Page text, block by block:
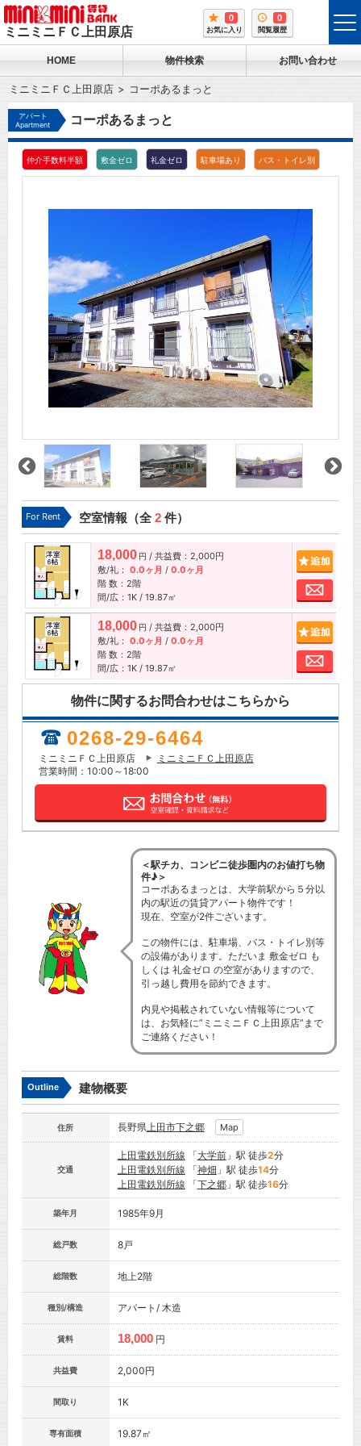
ミニミニＦＣ上田原店
0
お気に入り
0
閲覧履歴
HOME 物件検索 お問い合わせ
ミニミニＦＣ上田原店 コーポあるまっと
アパート
Apartment
コーポあるまっと
仲介手数料半額 敷金ゼロ 礼金ゼロ 駐車場あり バス・トイレ別
For Rent 空室情報（全2件）
18,000 円 / 共益費：2,000円
敷/礼： 0.0ヶ月 / 0.0ヶ月
階 数：2階
間/広：1K / 19.87㎡
お問
18,000 円 / 共益費：2,000円
敷/礼： 0.0ヶ月 / 0.0ヶ月
階 数：2階
間/広：1K / 19.87㎡
お問
物件に関するお問合わせはこちらから
0268-29-6464
ミニミニＦＣ上田原店
ミニミニＦＣ上田原店
営業時間：10:00～18:00
＜駅チカ、コンビニ徒歩圏内のお値打ち物
件♪＞
コーポあるまっとは、大学前駅から５分以
内の駅近の賃貸アパート物件です！
現在、空室が2件ございます。
この物件には、駐車場、バス・トイレ別等
の設備があります。ただいま 敷金ゼロ も
しくは 礼金ゼロ の空室がありますので、
引っ越し費用を節約できます。
内見や掲載されていない情報等について
は、お気軽に”ミニミニＦＣ上田原店”まで
ご連絡ください！
Outline 建物概要
住所 長野県上田市下之郷 Map
交通
上田電鉄別所線 「大学前」駅 徒歩2分
上田電鉄別所線 「神畑 」駅 徒歩14分
上田電鉄別所線 「下之郷」駅 徒歩16分
築年月 1985年9月
総戸数 8戸
総階数 地上2階
種別/構造 アパート/ 木造
賃料 18,000 円
共益費 2,000円
間取り 1K
専有面積 19.87㎡